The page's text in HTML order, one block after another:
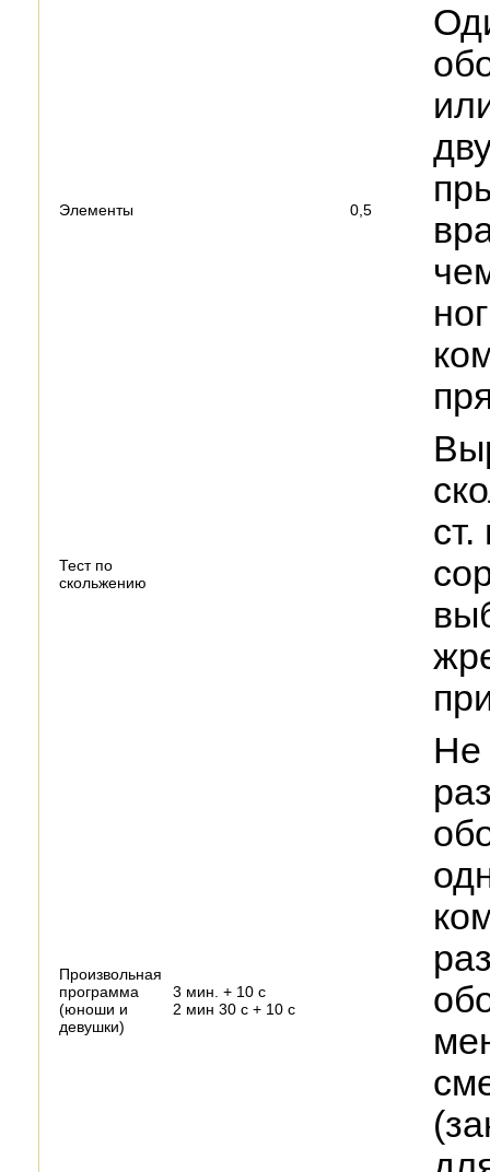
Элементы 0,5
Тест по
скольжению
ст.
Произвольная
программа
(юноши и
девушки)
3 мин. + 10 с
2 мин 30 с + 10 с
Не